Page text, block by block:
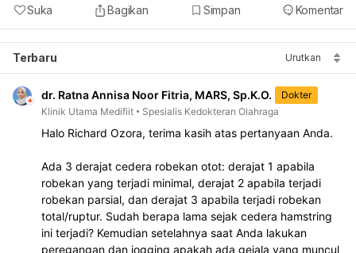
Suka Bagikan Simpan Komentar
Terbaru Urutkan
dr. Ratna Annisa Noor Fitria, MARS, Sp.K.O.
Dokter
Klinik Utama Medifiit
Spesialis Kedokteran Olahraga
Halo Richard Ozora, terima kasih atas pertanyaan Anda.
Ada 3 derajat cedera robekan otot: derajat 1 apabila
robekan yang terjadi minimal, derajat 2 apabila terjadi
robekan parsial, dan derajat 3 apabila terjadi robekan
total/ruptur. Sudah berapa lama sejak cedera hamstring
ini terjadi? Kemudian setelahnya saat Anda lakukan
peregangan dan jogging apakah ada gejala yang muncul